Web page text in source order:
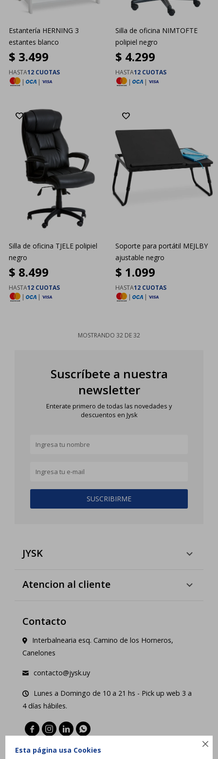

Esta página usa Cookies
Estantería HERNING 3
estantes blanco
$ 3.499
HASTA12 CUOTAS
|
|
Silla de oficina NIMTOFTE
polipiel negro
$ 4.299
HASTA12 CUOTAS
|
|
Silla de oficina TJELE polipiel
negro
$ 8.499
HASTA12 CUOTAS
|
|
Soporte para portátil MEJLBY
ajustable negro
$ 1.099
HASTA12 CUOTAS
|
|
MOSTRANDO 32 DE32
Suscríbete a nuestra
newsletter
Enterate primero de todas las novedades y
descuentos en Jysk
SUSCRIBIRME
JYSK
Atencion al cliente
Contacto
Interbalnearia esq. Camino de los Horneros,
Canelones
contacto@jysk.uy
Lunes a Domingo de 10 a 21 hs - Pick up web 3 a
4 días hábiles.
   